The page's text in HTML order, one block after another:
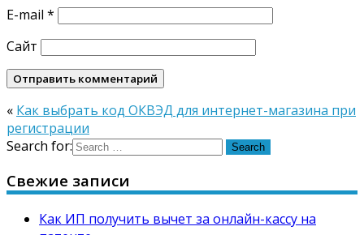
E-mail *
Сайт
« Как выбрать код ОКВЭД для интернет-магазина при
регистрации
Search for:
Свежие записи
Как ИП получить вычет за онлайн-кассу на